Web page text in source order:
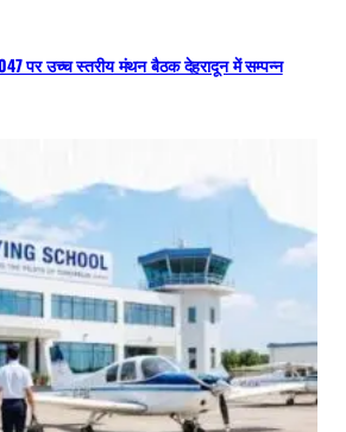
पर उच्च स्तरीय मंथन बैठक देहरादून में सम्पन्न